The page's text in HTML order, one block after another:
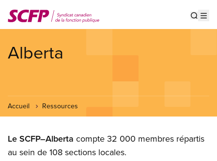
au
contenu
Alberta
Accueil Ressources
Le SCFP–Alberta compte 32 000 membres répartis
au sein de 108 sections locales.